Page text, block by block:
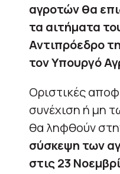
αγροτών θα
τα αιτήματα
Αντιπρόεδρο
τον Υπουργό
Οριστικές
συνέχιση ή μη
θα ληφθούν
σύσκεψη των
στις 23